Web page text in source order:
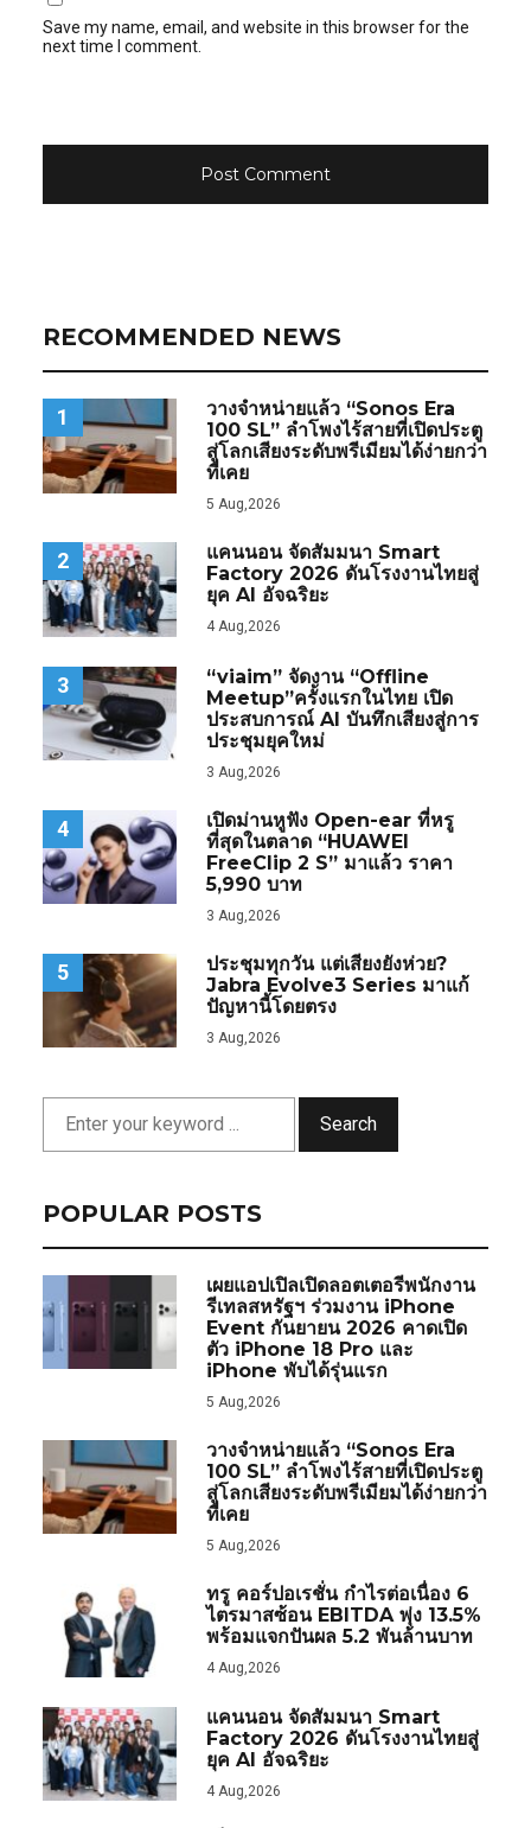
Save my name, email, and website in this browser for the
next time I comment.
RECOMMENDED NEWS
1
วางจำหน่ายแล้ว “Sonos Era
100 SL” ลำโพงไร้สายที่เปิดประตู
สู่โลกเสียงระดับพรีเมียมได้ง่ายกว่า
ที่เคย
5 Aug,2026
2
แคนนอน จัดสัมมนา Smart
Factory 2026 ดันโรงงานไทยสู่
ยุค AI อัจฉริยะ
4 Aug,2026
3
“viaim” จัดงาน “Offline
Meetup”ครั้งแรกในไทย เปิด
ประสบการณ์ AI บันทึกเสียงสู่การ
ประชุมยุคใหม่
3 Aug,2026
4
เปิดม่านหูฟัง Open-ear ที่หรู
ที่สุดในตลาด “HUAWEI
FreeClip 2 S” มาแล้ว ราคา
5,990 บาท
3 Aug,2026
5
ประชุมทุกวัน แต่เสียงยังห่วย?
Jabra Evolve3 Series มาแก้
ปัญหานี้โดยตรง
3 Aug,2026
Search
POPULAR POSTS
เผยแอปเปิลเปิดลอตเตอรีพนักงาน
รีเทลสหรัฐฯ ร่วมงาน iPhone
Event กันยายน 2026 คาดเปิด
ตัว iPhone 18 Pro และ
iPhone พับได้รุ่นแรก
5 Aug,2026
วางจำหน่ายแล้ว “Sonos Era
100 SL” ลำโพงไร้สายที่เปิดประตู
สู่โลกเสียงระดับพรีเมียมได้ง่ายกว่า
ที่เคย
5 Aug,2026
ทรู คอร์ปอเรชั่น กำไรต่อเนื่อง 6
ไตรมาสซ้อน EBITDA พุ่ง 13.5%
พร้อมแจกปันผล 5.2 พันล้านบาท
4 Aug,2026
แคนนอน จัดสัมมนา Smart
Factory 2026 ดันโรงงานไทยสู่
ยุค AI อัจฉริยะ
4 Aug,2026